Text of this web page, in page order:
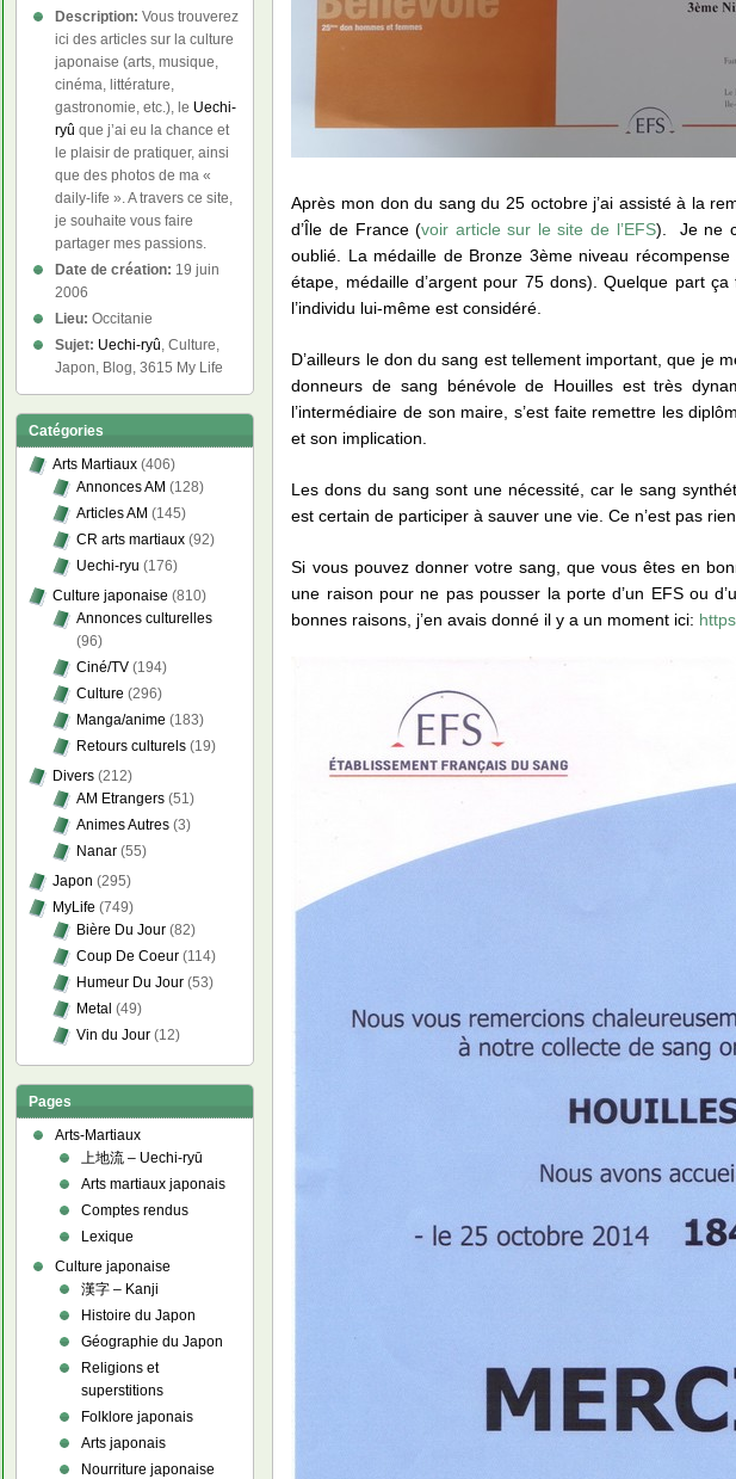
Après mon don du sang du 25 octobre j’ai assisté à la
d’Île de France (voir article sur le site de l’EFS). Je ne
oublié. La médaille de Bronze 3ème niveau
étape, médaille d’argent pour 75 dons). Quelque part
l’individu lui-même est considéré.
D’ailleurs le don du sang est tellement important, que je
donneurs de sang bénévole de Houilles est très
l’intermédiaire de son maire, s’est faite remettre les
et son implication.
Les dons du sang sont une nécessité, car le sang
est certain de participer à sauver une vie. Ce n’est pas
Si vous pouvez donner votre sang, que vous êtes en
une raison pour ne pas pousser la porte d’un EFS ou
bonnes raisons, j’en avais donné il y a un moment ici:
Description: Vous trouverez
ici des articles sur la culture
japonaise (arts, musique,
cinéma, littérature,
gastronomie, etc.), le Uechi-
ryû que j’ai eu la chance et
le plaisir de pratiquer, ainsi
que des photos de ma «
daily-life ». A travers ce site,
je souhaite vous faire
partager mes passions.
Date de création: 19 juin
2006
Lieu: Occitanie
Sujet: Uechi-ryû, Culture,
Japon, Blog, 3615 My Life
Catégories
Arts Martiaux (406)
Annonces AM (128)
Articles AM (145)
CR arts martiaux (92)
Uechi-ryu (176)
Culture japonaise (810)
Annonces culturelles
(96)
Ciné/TV (194)
Culture (296)
Manga/anime (183)
Retours culturels (19)
Divers (212)
AM Etrangers (51)
Animes Autres (3)
Nanar (55)
Japon (295)
MyLife (749)
Bière Du Jour (82)
Coup De Coeur (114)
Humeur Du Jour (53)
Metal (49)
Vin du Jour (12)
Pages
Arts-Martiaux
上地流 – Uechi-ryū
Arts martiaux japonais
Comptes rendus
Lexique
Culture japonaise
漢字 – Kanji
Histoire du Japon
Géographie du Japon
Religions et
superstitions
Folklore japonais
Arts japonais
Nourriture japonaise